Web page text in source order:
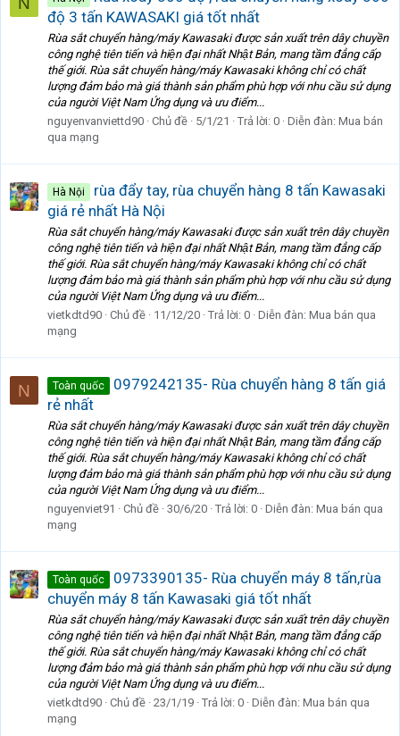
độ 3 tấn KAWASAKI giá tốt nhất
Rùa sắt chuyển hàng/máy Kawasaki được sản xuất trên dây chuyền
công nghệ tiên tiến và hiện đại nhất Nhật Bản, mang tầm đẳng cấp
thế giới. Rùa sắt chuyển hàng/máy Kawasaki không chỉ có chất
lượng đảm bảo mà giá thành sản phẩm phù hợp với nhu cầu sử dụng
của người Việt Nam Ứng dụng và ưu điểm...
nguyenvanviettd90 Chủ đề 5/1/21 Trả lời: 0 Diễn đàn: Mua bán
qua mạng
Hà Nội
rùa đẩy tay, rùa chuyển hàng 8 tấn Kawasaki
giá rẻ nhất Hà Nội
Rùa sắt chuyển hàng/máy Kawasaki được sản xuất trên dây chuyền
công nghệ tiên tiến và hiện đại nhất Nhật Bản, mang tầm đẳng cấp
thế giới. Rùa sắt chuyển hàng/máy Kawasaki không chỉ có chất
lượng đảm bảo mà giá thành sản phẩm phù hợp với nhu cầu sử dụng
của người Việt Nam Ứng dụng và ưu điểm...
vietkdtd90 Chủ đề 11/12/20 Trả lời: 0 Diễn đàn: Mua bán qua
mạng
N Toàn quốc
0979242135- Rùa chuyển hàng 8 tấn giá
rẻ nhất
Rùa sắt chuyển hàng/máy Kawasaki được sản xuất trên dây chuyền
công nghệ tiên tiến và hiện đại nhất Nhật Bản, mang tầm đẳng cấp
thế giới. Rùa sắt chuyển hàng/máy Kawasaki không chỉ có chất
lượng đảm bảo mà giá thành sản phẩm phù hợp với nhu cầu sử dụng
của người Việt Nam Ứng dụng và ưu điểm...
nguyenviet91
Chủ đề 30/6/20 Trả lời: 0 Diễn đàn: Mua bán qua
mạng
Toàn quốc
0973390135- Rùa chuyển máy 8 tấn,rùa
chuyển máy 8 tấn Kawasaki giá tốt nhất
Rùa sắt chuyển hàng/máy Kawasaki được sản xuất trên dây chuyền
công nghệ tiên tiến và hiện đại nhất Nhật Bản, mang tầm đẳng cấp
thế giới. Rùa sắt chuyển hàng/máy Kawasaki không chỉ có chất
lượng đảm bảo mà giá thành sản phẩm phù hợp với nhu cầu sử dụng
của người Việt Nam Ứng dụng và ưu điểm...
vietkdtd90 Chủ đề 23/1/19 Trả lời: 0 Diễn đàn: Mua bán qua
mạng